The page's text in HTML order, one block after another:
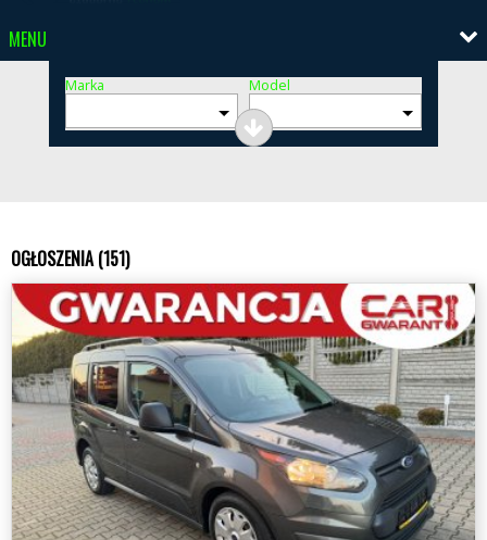
MENU
Marka Model
OGŁOSZENIA (151)